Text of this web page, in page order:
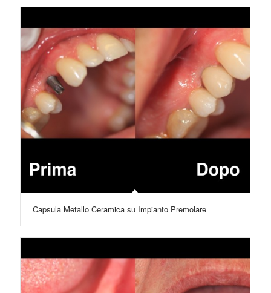
Capsula Metallo Ceramica su Impianto Premolare